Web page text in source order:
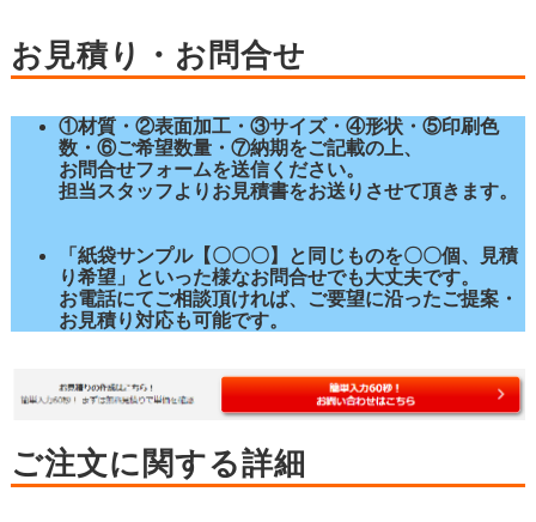
お見積り・お問合せ
①材質・②表面加工・③サイズ・④形状・⑤印刷色
数・⑥ご希望数量・⑦納期をご記載の上、
お問合せフォームを送信ください。
担当スタッフよりお見積書をお送りさせて頂きます。
「紙袋サンプル【〇〇〇】と同じものを〇〇個、見積
り希望」といった様なお問合せでも大丈夫です。
お電話にてご相談頂ければ、ご要望に沿ったご提案・
お見積り対応も可能です。
ご注文に関する詳細